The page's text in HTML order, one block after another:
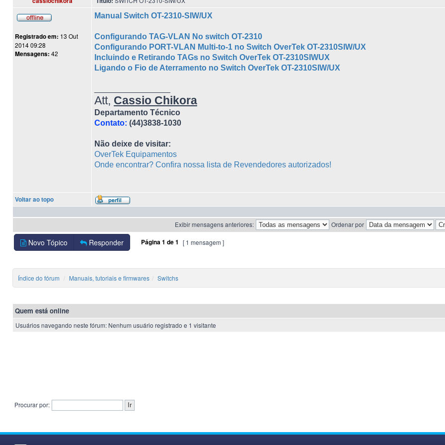
Registrado em: 13 Out
2014 09:28
Mensagens: 42
Manual Switch OT-2310-SIW/UX
Configurando TAG-VLAN No switch OT-2310
Configurando PORT-VLAN Multi-to-1 no Switch OverTek OT-2310SIW/UX
Incluindo e Retirando TAGs no Switch OverTek OT-2310SIWUX
Ligando o Fio de Aterramento no Switch OverTek OT-2310SIW/UX
Att, Cassio Chikora
Departamento Técnico
Contato: (44)3838-1030
Não deixe de visitar:
OverTek Equipamentos
Onde encontrar? Confira nossa lista de Revendedores autorizados!
Voltar ao topo
Exibir mensagens anteriores: Ordenar por
Novo Tópico Responder Página1 de1 [ 1 mensagem ]
Índice do fórum Manuais, tutoriais e firmwares Switchs
Quem está online
Usuários navegando neste fórum: Nenhum usuário registrado e 1 visitante
Procurar por: